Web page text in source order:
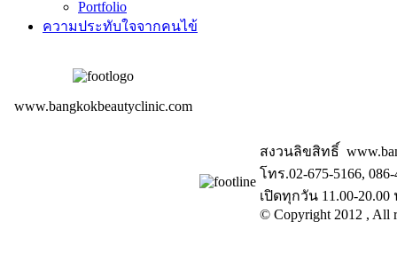
Portfolio
ความประทับใจจากคนไข้
www.bangkokbeautyclinic.com
สงวนลิขสิทธิ์
โทร.02-675-5166,
เปิดทุกวัน 11.00-20.00
© Copyright 2012 , All